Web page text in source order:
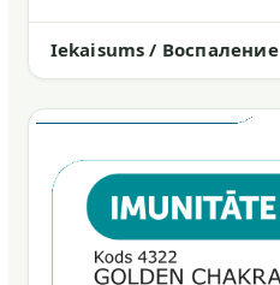
Iekaisums / Воспаление